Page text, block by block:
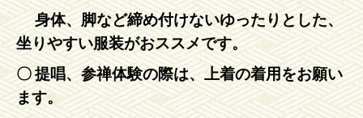
身体、脚など締め付けないゆったりとした、
坐りやすい服装がおススメです。
〇 提唱、参禅体験の際は、上着の着用をお願い
ます。